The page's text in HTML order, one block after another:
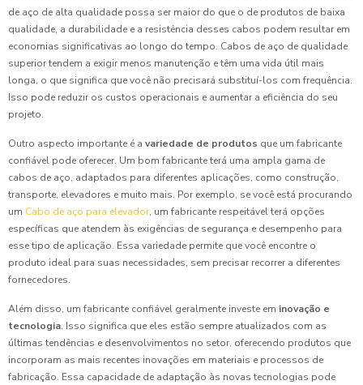
de aço de alta qualidade possa ser maior do que o de produtos de baixa
qualidade, a durabilidade e a resistência desses cabos podem resultar em
economias significativas ao longo do tempo. Cabos de aço de qualidade
superior tendem a exigir menos manutenção e têm uma vida útil mais
longa, o que significa que você não precisará substituí-los com frequência.
Isso pode reduzir os custos operacionais e aumentar a eficiência do seu
projeto.
Outro aspecto importante é a variedade de produtos que um fabricante
confiável pode oferecer. Um bom fabricante terá uma ampla gama de
cabos de aço, adaptados para diferentes aplicações, como construção,
transporte, elevadores e muito mais. Por exemplo, se você está procurando
um Cabo de aço para elevador, um fabricante respeitável terá opções
específicas que atendem às exigências de segurança e desempenho para
esse tipo de aplicação. Essa variedade permite que você encontre o
produto ideal para suas necessidades, sem precisar recorrer a diferentes
fornecedores.
Além disso, um fabricante confiável geralmente investe em inovação e
tecnologia. Isso significa que eles estão sempre atualizados com as
últimas tendências e desenvolvimentos no setor, oferecendo produtos que
incorporam as mais recentes inovações em materiais e processos de
fabricação. Essa capacidade de adaptação às novas tecnologias pode